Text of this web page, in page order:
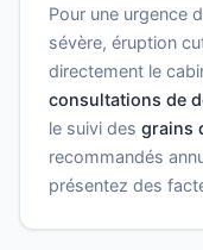
Pour une urgence
sévère, éruption
directement le
consultations de
le suivi des grains
recommandés
présentez des